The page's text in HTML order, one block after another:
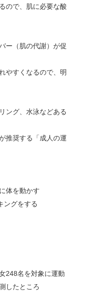
ので、肌に必要な酸
ー（肌の代謝）が促
やすくなるので、明
ング、水泳などある
推奨する「成人の運
体を動かす
ングをする
248名を対象に運動
したところ